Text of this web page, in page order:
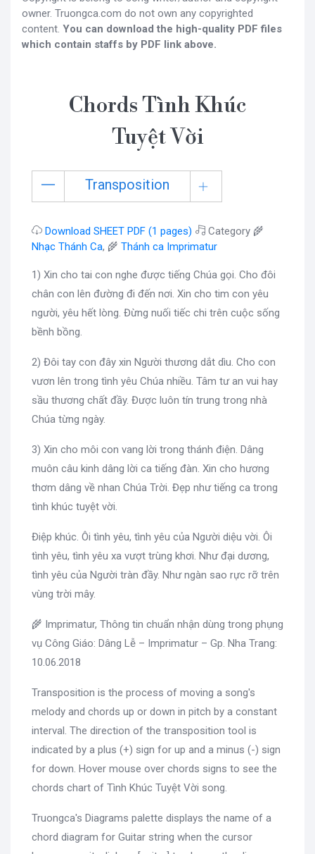
owner. Truongca.com do not own any copyrighted
content. You can download the high-quality PDF files
which contain staffs by PDF link above.
Chords Tình Khúc
Tuyệt Vời
Transposition
Download SHEET PDF (1 pages)
Category 🌾
Nhạc Thánh Ca, 🌾 Thánh ca Imprimatur
1) Xin cho tai con nghe được tiếng Chúa gọi. Cho đôi
chân con lên đường đi đến nơi. Xin cho tim con yêu
người, yêu hết lòng. Đừng nuối tiếc chi trên cuộc sống
bềnh bồng.
2) Đôi tay con đây xin Người thương dắt dìu. Cho con
vươn lên trong tình yêu Chúa nhiều. Tâm tư an vui hay
sầu thương chất đầy. Được luôn tín trung trong nhà
Chúa từng ngày.
3) Xin cho môi con vang lời trong thánh điện. Dâng
muôn câu kinh dâng lời ca tiếng đàn. Xin cho hương
thơm dâng về nhan Chúa Trời. Đẹp như tiếng ca trong
tình khúc tuyệt vời.
Điệp khúc. Ôi tình yêu, tình yêu của Người diệu vời. Ôi
tình yêu, tình yêu xa vượt trùng khơi. Như đại dương,
tình yêu của Người tràn đầy. Như ngàn sao rực rỡ trên
vùng trời mây.
🌾 Imprimatur, Thông tin chuẩn nhận dùng trong phụng
vụ Công Giáo: Dâng Lễ – Imprimatur – Gp. Nha Trang:
10.06.2018
Transposition is the process of moving a song's
melody and chords up or down in pitch by a constant
interval. The direction of the transposition tool is
indicated by a plus (+) sign for up and a minus (-) sign
for down. Hover mouse over chords signs to see the
chords chart of Tình Khúc Tuyệt Vời song.
Truongca's Diagrams palette displays the name of a
chord diagram for Guitar string when the cursor